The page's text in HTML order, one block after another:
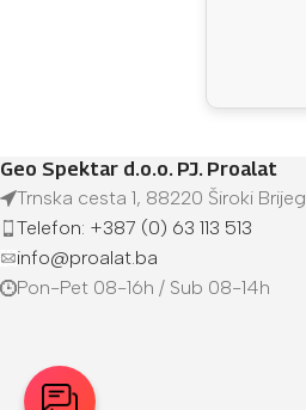
Geo Spektar d.o.o. PJ. Proalat
Trnska cesta 1, 88220 Široki Brijeg
Telefon: +387 (0) 63 113 513
info@proalat.ba
Pon-Pet 08-16h / Sub 08-14h